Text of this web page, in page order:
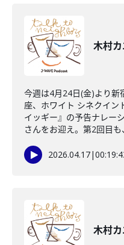
木村
今週は4月24日(金)より新
座、ホワイト シネクイン
イッギー』の予告ナレー
さんをお迎え。第2回目
2026.04.17|
木村